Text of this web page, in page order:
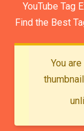
YouTube Tag
Find the Best
You